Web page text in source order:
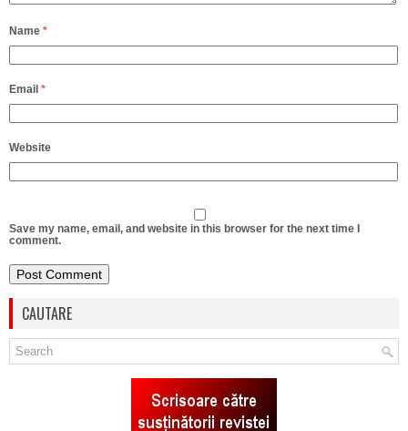
Name *
Email *
Website
Save my name, email, and website in this browser for the next time I
comment.
CAUTARE